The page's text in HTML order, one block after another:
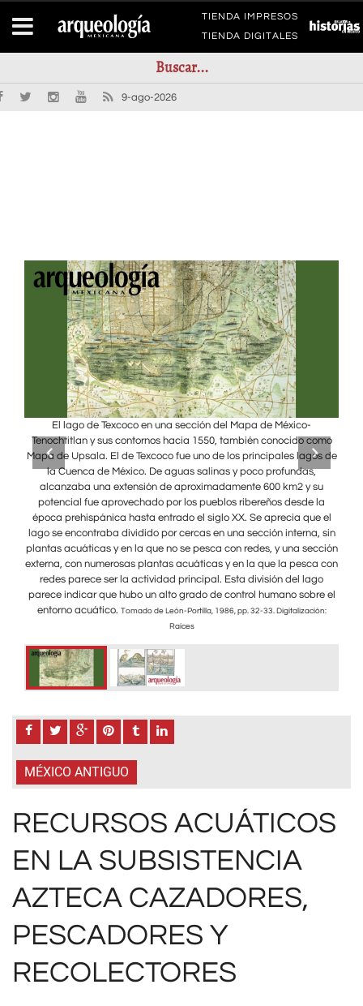
TIENDA IMPRESOS
TIENDA DIGITALES
9-ago-2026
El lago de Texcoco en una sección del Mapa de México-
Tenochtitlan y sus contornos hacia 1550, también conocido como
Mapa de Upsala. El de Texcoco fue uno de los principales lagos de
la Cuenca de México. De aguas salinas y poco profundas,
alcanzaba una extensión de aproximadamente 600 km2 y su
potencial fue aprovechado por los pueblos ribereños desde la
época prehispánica hasta entrado el siglo XX. Se aprecia que el
lago se encontraba dividido por cercas en una sección interna, sin
plantas acuáticas y en la que no se pesca con redes, y una sección
externa, con numerosas plantas acuáticas y en la que la pesca con
redes parece ser la actividad principal. Esta división del lago
parece indicar que hubo un alto grado de control humano sobre el
entorno acuático. Tomado de León-Portilla, 1986, pp. 32-33. Digitalización:
Raíces
MÉXICO ANTIGUO
RECURSOS ACUÁTICOS
EN LA SUBSISTENCIA
AZTECA CAZADORES,
PESCADORES Y
RECOLECTORES